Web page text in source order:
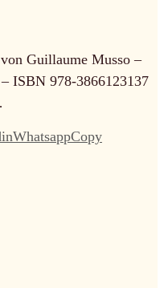
Guillaume Musso –
ISBN 978-3866123137
WhatsappCopy